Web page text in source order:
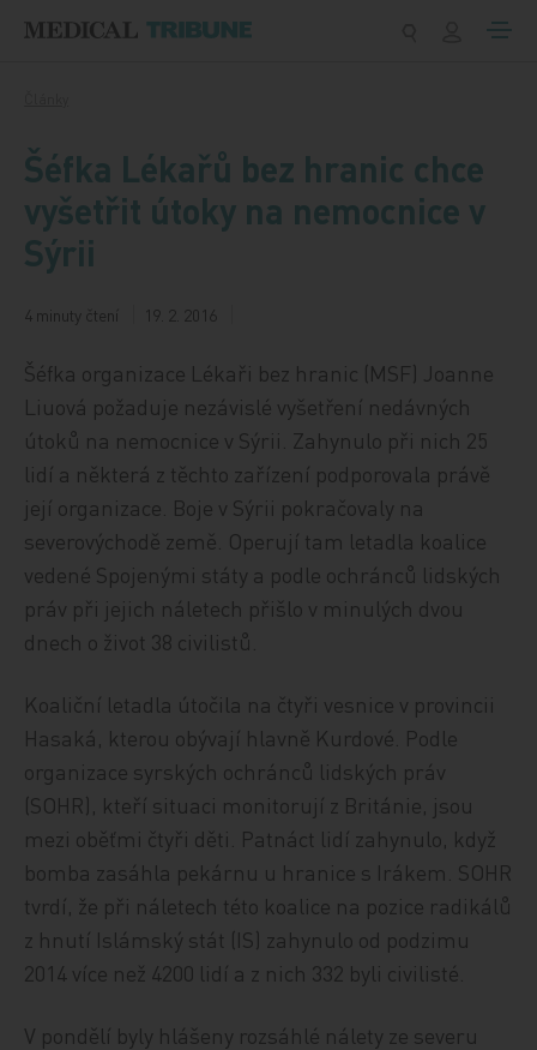
Šéfka Lékařů bez hranic chce
vyšetřit útoky na nemocnice v
Sýrii
4 minuty čtení 19. 2. 2016
Šéfka organizace Lékaři bez hranic (MSF) Joanne
Liuová požaduje nezávislé vyšetření nedávných
útoků na nemocnice v Sýrii. Zahynulo při nich 25
lidí a některá z těchto zařízení podporovala právě
její organizace. Boje v Sýrii pokračovaly na
severovýchodě země. Operují tam letadla koalice
vedené Spojenými státy a podle ochránců lidských
práv při jejich náletech přišlo v minulých dvou
dnech o život 38 civilistů.
Koaliční letadla útočila na čtyři vesnice v provincii
Hasaká, kterou obývají hlavně Kurdové. Podle
organizace syrských ochránců lidských práv
(SOHR), kteří situaci monitorují z Británie, jsou
mezi oběťmi čtyři děti. Patnáct lidí zahynulo, když
bomba zasáhla pekárnu u hranice s Irákem. SOHR
tvrdí, že při náletech této koalice na pozice radikálů
z hnutí Islámský stát (IS) zahynulo od podzimu
2014 více než 4200 lidí a z nich 332 byli civilisté.
V pondělí byly hlášeny rozsáhlé nálety ze severu